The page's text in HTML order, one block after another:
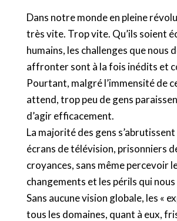
Dans notre monde en pleine
très vite. Trop vite. Qu’ils soient
humains, les challenges que nous
affronter sont à la fois inédits et
Pourtant, malgré l’immensité de
attend, trop peu de gens
d’agir efficacement.
La majorité des gens
écrans de télévision, prisonniers
croyances, sans même percevoir
changements et les périls qui
Sans aucune vision globale, les «
tous les domaines, quant à eux,